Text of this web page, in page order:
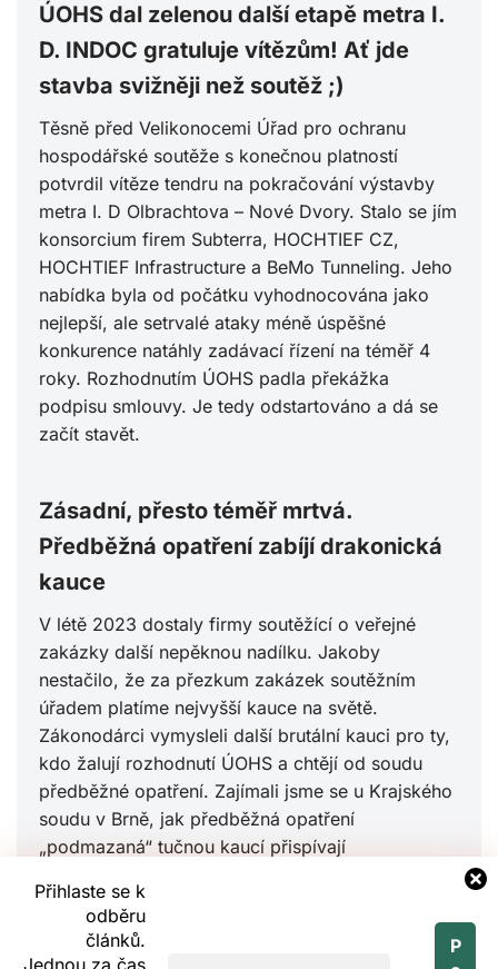
Přihlaste se k
odběru
článků.
Jednou za čas
ÚOHS dal zelenou další etapě metra I.
D. INDOC gratuluje vítězům! Ať jde
stavba svižněji než soutěž ;)
Těsně před Velikonocemi Úřad pro ochranu
hospodářské soutěže s konečnou platností
potvrdil vítěze tendru na pokračování výstavby
metra I. D Olbrachtova – Nové Dvory. Stalo se jím
konsorcium firem Subterra, HOCHTIEF CZ,
HOCHTIEF Infrastructure a BeMo Tunneling. Jeho
nabídka byla od počátku vyhodnocována jako
nejlepší, ale setrvalé ataky méně úspěšné
konkurence natáhly zadávací řízení na téměř 4
roky. Rozhodnutím ÚOHS padla překážka
podpisu smlouvy. Je tedy odstartováno a dá se
začít stavět.
Zásadní, přesto téměř mrtvá.
Předběžná opatření zabíjí drakonická
kauce
V létě 2023 dostaly firmy soutěžící o veřejné
zakázky další nepěknou nadílku. Jakoby
nestačilo, že za přezkum zakázek soutěžním
úřadem platíme nejvyšší kauce na světě.
Zákonodárci vymysleli další brutální kauci pro ty,
kdo žalují rozhodnutí ÚOHS a chtějí od soudu
předběžné opatření. Zajímali jsme se u Krajského
soudu v Brně, jak předběžná opatření
„podmazaná“ tučnou kaucí přispívají
procesu. Krátká odpověď zní: NIJAK!